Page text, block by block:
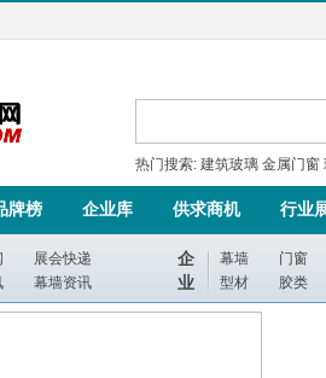
热门搜索: 建筑玻璃 金属门窗
牌榜 企业库 供求商机 行业
展会快递
幕墙资讯
企
业
幕墙
门窗
型材
胶类